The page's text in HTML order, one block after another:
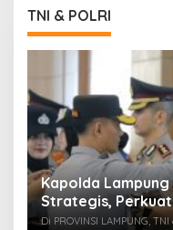
TNI & POLRI
Kapolda
Strategis,
Polri Presisi
Di PROVINSI LAMPUNG, TNI